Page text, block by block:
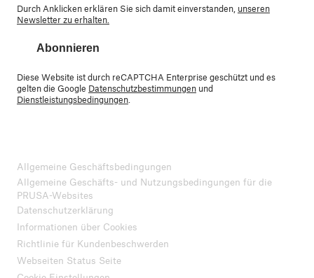
Durch Anklicken erklären Sie sich damit einverstanden, unseren
Newsletter zu erhalten.
Abonnieren
Diese Website ist durch reCAPTCHA Enterprise geschützt und es
gelten die Google Datenschutzbestimmungen und
Dienstleistungsbedingungen
Allgemeine Geschäftsbedingungen
Allgemeine Geschäfts- und Nutzungsbedingungen für die
PRUSA-Websites
Datenschutzerklärung
Informationen über Cookies
Richtlinie für Kundenbeschwerden
Webseiten Status Seite